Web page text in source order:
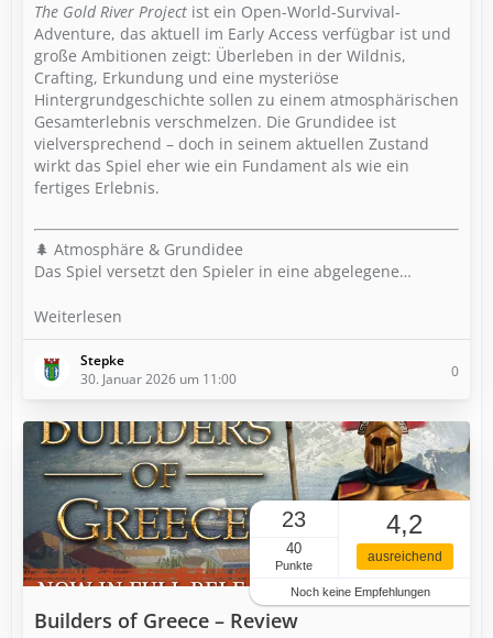
The Gold River Project ist ein Open-World-Survival-
Adventure, das aktuell im Early Access verfügbar ist und
große Ambitionen zeigt: Überleben in der Wildnis,
Crafting, Erkundung und eine mysteriöse
Hintergrundgeschichte sollen zu einem atmosphärischen
Gesamterlebnis verschmelzen. Die Grundidee ist
vielversprechend – doch in seinem aktuellen Zustand
wirkt das Spiel eher wie ein Fundament als wie ein
fertiges Erlebnis.
🌲 Atmosphäre & Grundidee
Das Spiel versetzt den Spieler in eine abgelegene…
Weiterlesen
Stepke
30. Januar 2026 um 11:00
0
23
40
Punkte
4,2
ausreichend
Noch keine Empfehlungen
Builders of Greece – Review